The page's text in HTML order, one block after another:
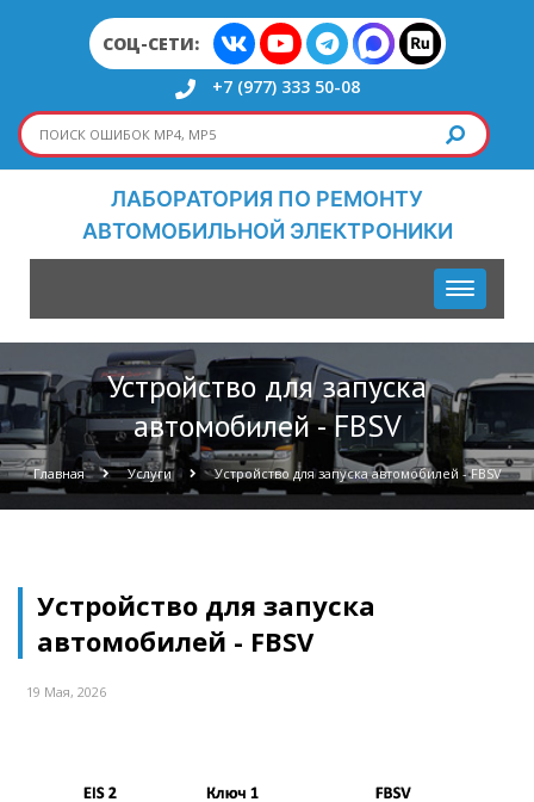
СОЦ-СЕТИ:
+7 (977) 333 50-08
ЛАБОРАТОРИЯ ПО РЕМОНТУ
АВТОМОБИЛЬНОЙ ЭЛЕКТРОНИКИ
Устройство для запуска
автомобилей - FBSV
Главная Услуги Устройство для запуска автомобилей - FBSV
Устройство для запуска
автомобилей - FBSV
19 Мая, 2026